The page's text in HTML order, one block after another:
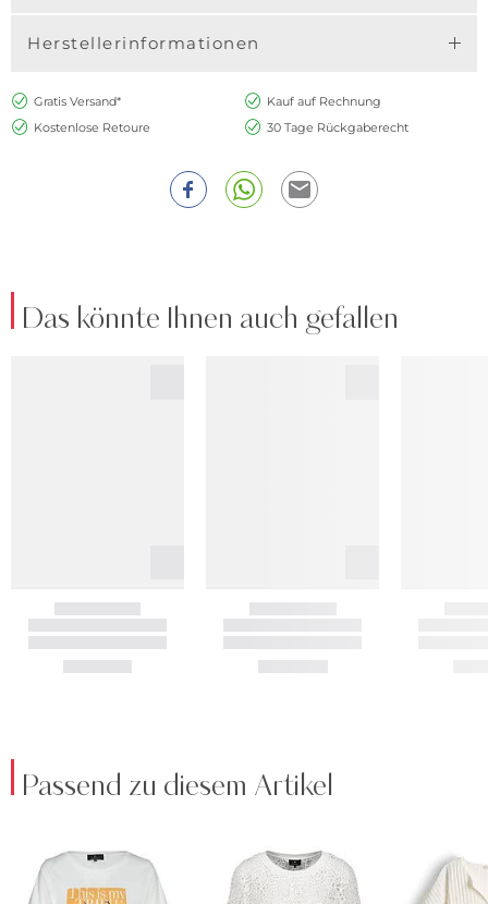
Herstellerinformationen
Gratis Versand*
Kauf auf Rechnung
Kostenlose Retoure
30 Tage Rückgaberecht
Das könnte Ihnen auch gefallen
Passend zu diesem Artikel